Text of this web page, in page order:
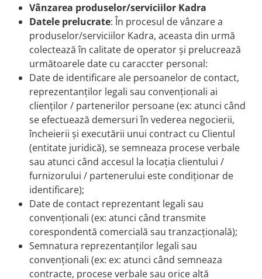
Vânzarea produselor/serviciilor Kadra
Datele prelucrate: În procesul de vânzare a
produselor/serviciilor Kadra, aceasta din urmă
colectează în calitate de operator și prelucrează
următoarele date cu caraccter personal:
Date de identificare ale persoanelor de contact,
reprezentanților legali sau convenționali ai
clienților / partenerilor persoane (ex: atunci când
se efectuează demersuri în vederea negocierii,
încheierii și executării unui contract cu Clientul
(entitate juridică), se semneaza procese verbale
sau atunci când accesul la locația clientului /
furnizorului / partenerului este condiționar de
identificare);
Date de contact reprezentant legali sau
convenționali (ex: atunci când transmite
corespondentă comercială sau tranzacțională);
Semnatura reprezentanților legali sau
convenționali (ex: ex: atunci când semneaza
contracte, procese verbale sau orice altă